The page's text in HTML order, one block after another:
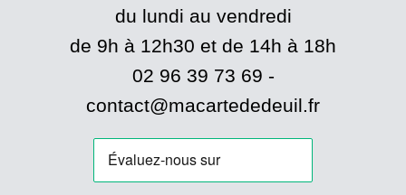
du lundi au vendredi
de 9h à 12h30 et de 14h à 18h
02 96 39 73 69 -
contact@macartededeuil.fr